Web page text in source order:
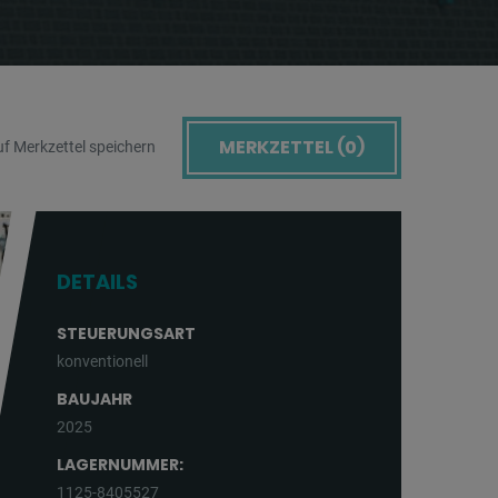
Merkzettel speichern MERKZETTEL (0)
DETAILS
STEUERUNGSART
konventionell
BAUJAHR
2025
LAGERNUMMER:
1125-8405527